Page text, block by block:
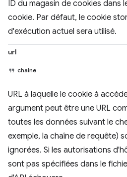
ID du magasin de cookies dans
cookie. Par défaut, le cookie
d'exécution actuel sera utilisé.
url
chaîne
URL à laquelle le cookie à
argument peut être une URL
toutes les données suivant le
exemple, la chaîne de requête)
ignorées. Si les autorisations
sont pas spécifiées dans le